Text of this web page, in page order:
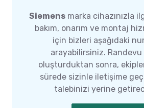
Siemens marka cihazınızla
bakım, onarım ve montaj
için bizleri aşağıdaki
arayabilirsiniz. Randevu
oluşturduktan sonra,
sürede sizinle iletişime
talebinizi yerine